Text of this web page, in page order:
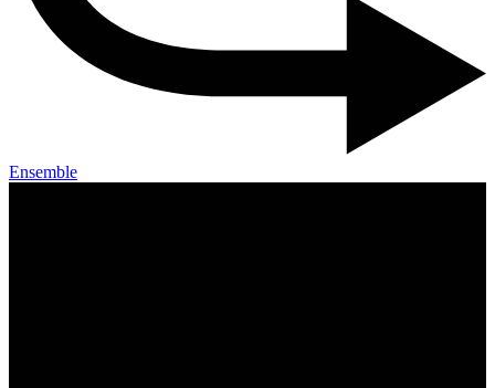
Ensemble